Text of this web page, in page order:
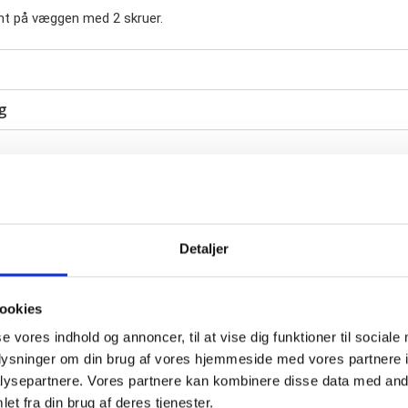
Detaljer
vores indhold og annoncer, til at vise dig funktioner til sociale
om din brug af vores hjemmeside med vores partnere
Vores partnere kan kombinere disse data med
fra din brug af deres tjenester.
på væggen med 2 skruer.